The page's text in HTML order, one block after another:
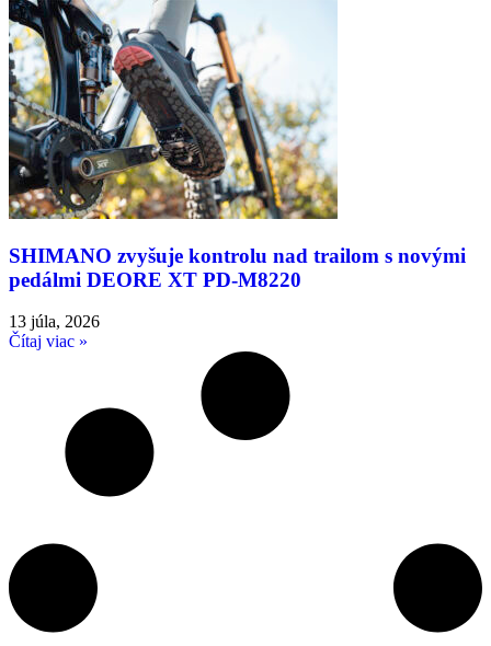
SHIMANO zvyšuje kontrolu nad trailom s novými
pedálmi DEORE XT PD-M8220
13 júla, 2026
Čítaj viac »